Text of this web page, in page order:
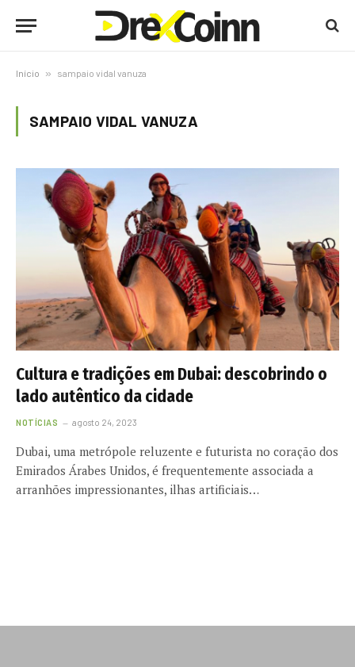
Início » sampaio vidal vanuza
SAMPAIO VIDAL VANUZA
Cultura e tradições em Dubai: descobrindo o
lado autêntico da cidade
NOTÍCIAS agosto 24, 2023
Dubai, uma metrópole reluzente e futurista no coração dos
Emirados Árabes Unidos, é frequentemente associada a
arranhões impressionantes, ilhas artificiais…